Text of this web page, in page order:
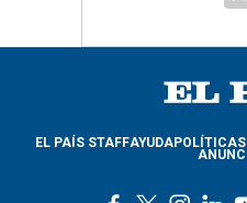
EL PAÍS STAFFAYUDAPOLÍTICAS